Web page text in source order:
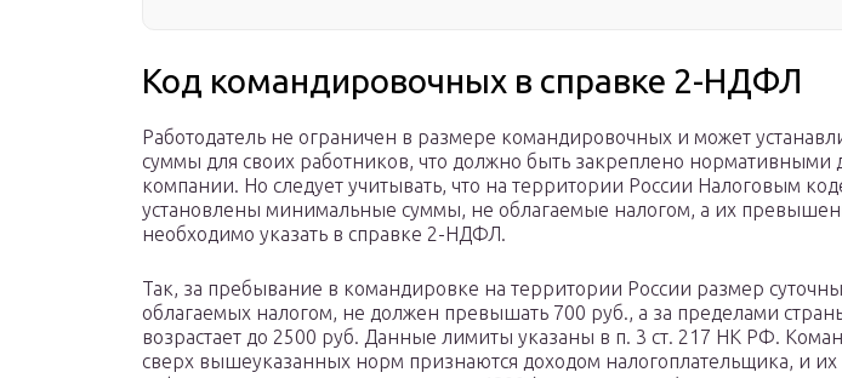
Код командировочных в справке 2-НДФЛ
Работодатель не ограничен в размере командировочных и может
суммы для своих работников, что должно быть закреплено нормативными
компании. Но следует учитывать, что на территории России Налоговым
установлены минимальные суммы, не облагаемые налогом, а их
необходимо указать в справке 2-НДФЛ.
Так, за пребывание в командировке на территории России размер
облагаемых налогом, не должен превышать 700 руб., а за пределами
возрастает до 2500 руб. Данные лимиты указаны в п. 3 ст. 217 НК РФ.
сверх вышеуказанных норм признаются доходом налогоплательщика, и